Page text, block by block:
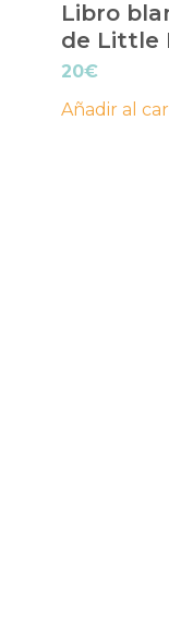
Libro
de Little
20€
Añadir al